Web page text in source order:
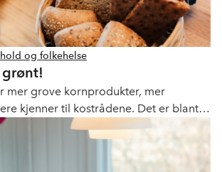
og folkehelse
grønt!
mer grove kornprodukter, mer
kjenner til kostrådene. Det er blant
i Helsedirektoratets nye rapport.